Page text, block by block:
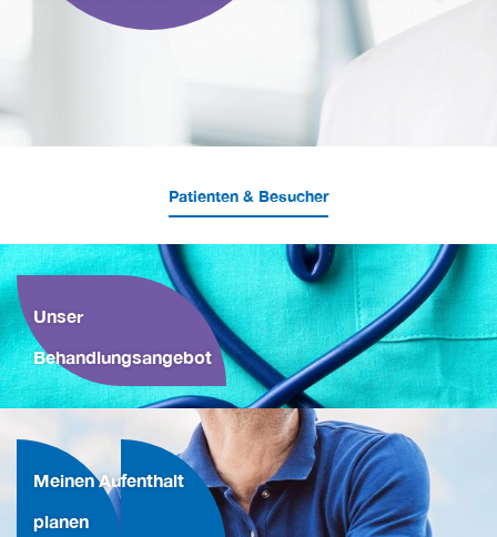
Patienten & Besucher
Unser
Behandlungsangebot
Meinen Aufenthalt
planen